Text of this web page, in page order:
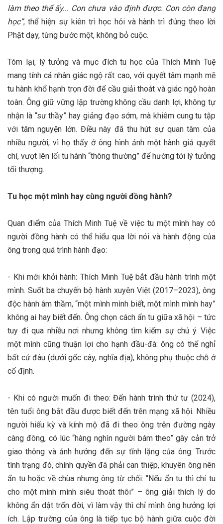
làm theo thế ấy... Con chưa vào định được. Con còn đang
học”​, thể hiện sự kiên trì học hỏi và hành trì đúng theo lời
Phật dạy, từng bước một, không bỏ cuộc.
Tóm lại, lý tưởng và mục đích tu học của Thích Minh Tuệ
mang tính cá nhân giác ngộ rất cao, với quyết tâm mạnh mẽ
tu hành khổ hạnh trọn đời để cầu giải thoát và giác ngộ hoàn
toàn. Ông giữ vững lập trường không cầu danh lợi, không tự
nhận là “sư thầy” hay giảng đạo sớm, mà khiêm cung tu tập
với tâm nguyện lớn. Điều này đã thu hút sự quan tâm của
nhiều người, vì họ thấy ở ông hình ảnh một hành giả quyết
chí, vượt lên lối tu hành “thông thường” để hướng tới lý tưởng
tối thượng​.
Tu học một mình hay cùng người đồng hành?
Quan điểm của Thích Minh Tuệ về việc tu một mình hay có
người đồng hành có thể hiểu qua lời nói và hành động của
ông trong quá trình hành đạo:
- Khi mới khởi hành: Thích Minh Tuệ bắt đầu hành trình một
mình. Suốt ba chuyến bộ hành xuyên Việt (2017–2023), ông
độc hành âm thầm, “một mình mình biết, một mình mình hay”
không ai hay biết đến​. Ông chọn cách ẩn tu giữa xã hội – tức
tuy đi qua nhiều nơi nhưng không tìm kiếm sự chú ý. Việc
một mình cũng thuận lợi cho hạnh đầu-đà: ông có thể nghỉ
bất cứ đâu (dưới gốc cây, nghĩa địa), không phụ thuộc chỗ ở
cố định​.
- Khi có người muốn đi theo: Đến hành trình thứ tư (2024),
tên tuổi ông bắt đầu được biết đến trên mạng xã hội. Nhiều
người hiếu kỳ và kính mộ đã đi theo ông trên đường ngày
càng đông, có lúc “hàng nghìn người bám theo” gây cản trở
giao thông và ảnh hưởng đến sự tĩnh lặng của ông​. Trước
tình trạng đó, chính quyền đã phải can thiệp, khuyên ông nên
ẩn tu hoặc về chùa nhưng ông từ chối: “Nếu ẩn tu thì chỉ tu
cho một mình mình siêu thoát thôi” – ông giải thích lý do
không ẩn dật trốn đời, vì làm vậy thì chỉ mình ông hưởng lợi
ích​. Lập trường của ông là tiếp tục bộ hành giữa cuộc đời